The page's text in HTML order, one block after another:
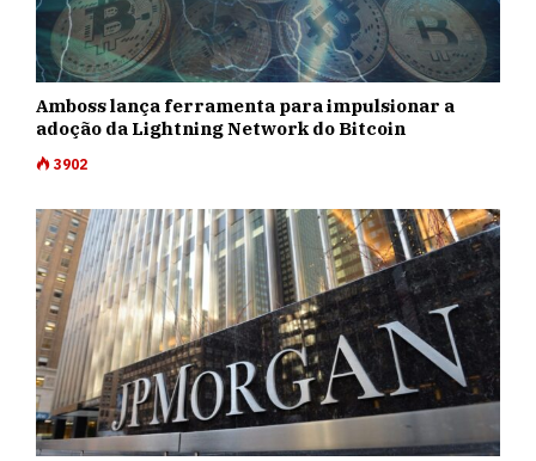
Amboss lança ferramenta para impulsionar a
adoção da Lightning Network do Bitcoin
3902